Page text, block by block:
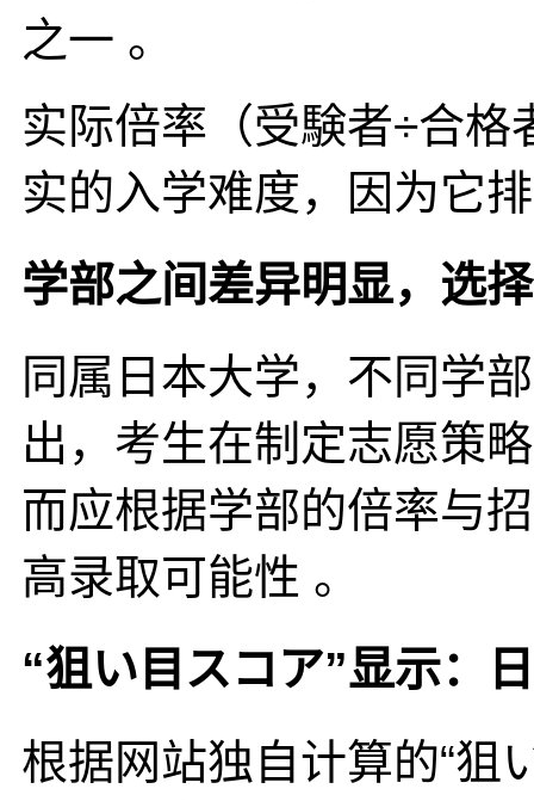
之一 。
实际倍率（受験者÷合
实的入学难度，因为它
学部之间差异明显，选
同属日本大学，不同学
出，考生在制定志愿策
而应根据学部的倍率与
高录取可能性 。
“狙い目スコア”显示：
根据网站独自计算的“狙